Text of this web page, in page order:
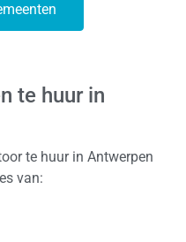
te huur in
te huur in Antwerpen
van: